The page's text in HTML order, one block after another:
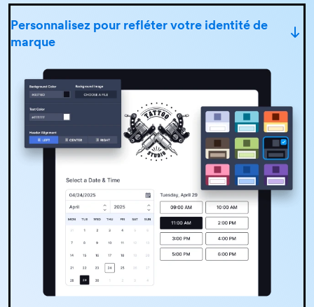
Personnalisez pour refléter votre identité de
marque